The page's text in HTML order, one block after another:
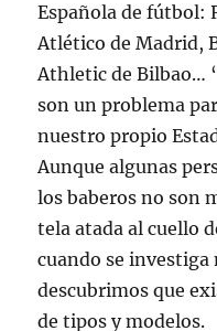
Española de fútbol:
Atlético de Madrid,
Athletic de Bilbao…
son un problema
nuestro propio
Aunque algunas
los baberos no son
tela atada al cuello
cuando se investiga
descubrimos que
de tipos y modelos.